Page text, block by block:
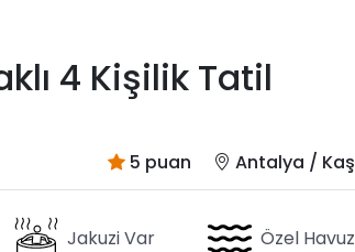
4 Kişilik Tatil
5 puan Antalya / Kaş
Jakuzi Var Özel Havuz